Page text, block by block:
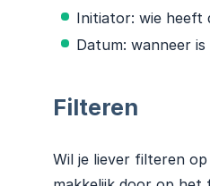
Initiator: wie heeft
Datum: wanneer
Filteren
Wil je liever filteren